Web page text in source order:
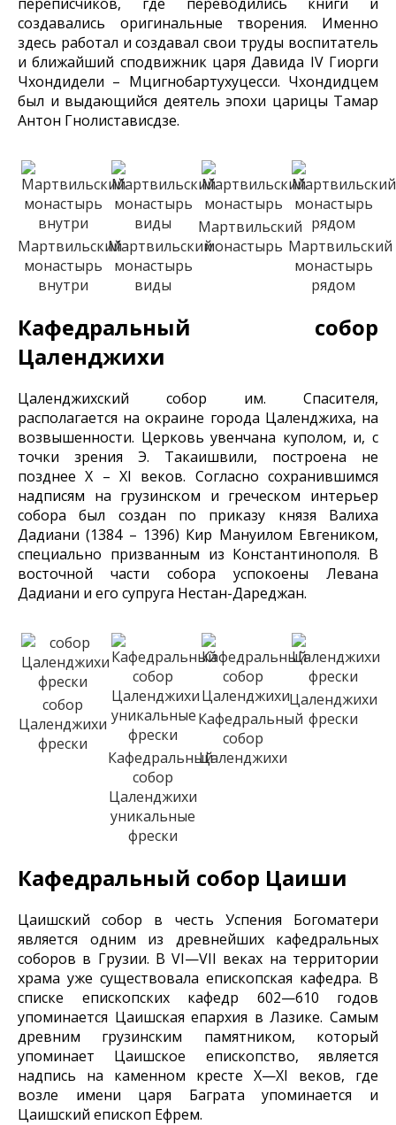
создавались оригинальные творения. Именно
здесь работал и создавал свои труды воспитатель
и ближайший сподвижник царя Давида IV Гиорги
Чхондидели – Мцигнобартухуцесси. Чхондидцем
был и выдающийся деятель эпохи царицы Тамар
Антон Гнолистависдзе.
Мартвильский
монастырь
внутри
Мартвильский
монастырь
виды
Мартвильский
монастырь Мартвильский
монастырь
рядом
Кафедральный собор
Цаленджихи
Цаленджихский собор им. Спасителя,
располагается на окраине города Цаленджиха, на
возвышенности. Церковь увенчана куполом, и, с
точки зрения Э. Такаишвили, построена не
позднее X – XI веков. Согласно сохранившимся
надписям на грузинском и греческом интерьер
собора был создан по приказу князя Валиха
Дадиани (1384 – 1396) Кир Мануилом Евгеником,
специально призванным из Константинополя. В
восточной части собора успокоены Левана
Дадиани и его супруга Нестан-Дареджан.
собор
Цаленджихи
фрески
Кафедральный
собор
Цаленджихи
уникальные
фрески
Кафедральный
собор
Цаленджихи
Цаленджихи
фрески
Кафедральный собор Цаиши
Цаишский собор в честь Успения Богоматери
является одним из древнейших кафедральных
соборов в Грузии. В VI—VII веках на территории
храма уже существовала епископская кафедра. В
списке епископских кафедр 602—610 годов
упоминается Цаишская епархия в Лазике. Самым
древним грузинским памятником, который
упоминает Цаишское епископство, является
надпись на каменном кресте X—XI веков, где
возле имени царя Баграта упоминается и
Цаишский епископ Ефрем.